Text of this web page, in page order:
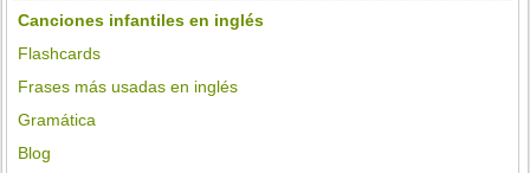
Canciones infantiles en inglés
Flashcards
Frases más usadas en inglés
Gramática
Blog